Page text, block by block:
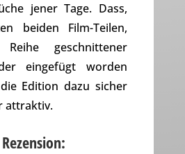
jener Tage. Dass,
beiden Film-Teilen,
geschnittener
eingefügt worden
Edition dazu sicher
attraktiv.